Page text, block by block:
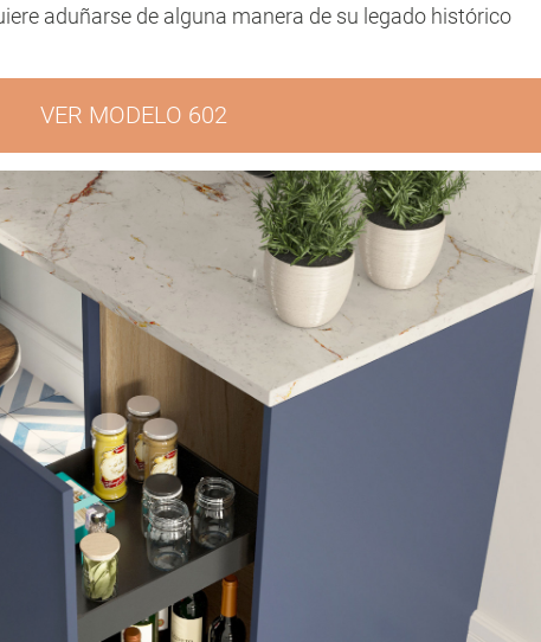
aduñarse de alguna manera de su legado histórico
VER MODELO 602